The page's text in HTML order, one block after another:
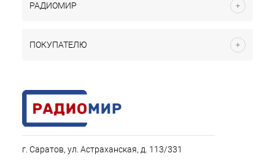
РАДИОМИР
ПОКУПАТЕЛЮ
г. Саратов, ул. Астраханская, д. 113/331